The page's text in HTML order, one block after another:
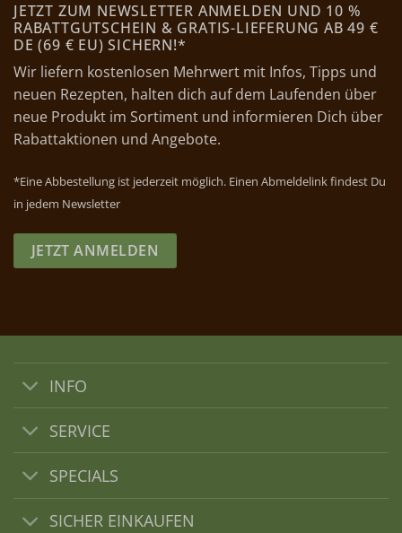
JETZT ZUM NEWSLETTER ANMELDEN UND 10 %
RABATTGUTSCHEIN & GRATIS-LIEFERUNG AB 49 €
DE (69 € EU) SICHERN!*
Wir liefern kostenlosen Mehrwert mit Infos, Tipps und
neuen Rezepten, halten dich auf dem Laufenden über
neue Produkt im Sortiment und informieren Dich über
Rabattaktionen und Angebote.
*Eine Abbestellung ist jederzeit möglich. Einen Abmeldelink findest Du
in jedem Newsletter
JETZT ANMELDEN
INFO
SERVICE
SPECIALS
SICHER EINKAUFEN